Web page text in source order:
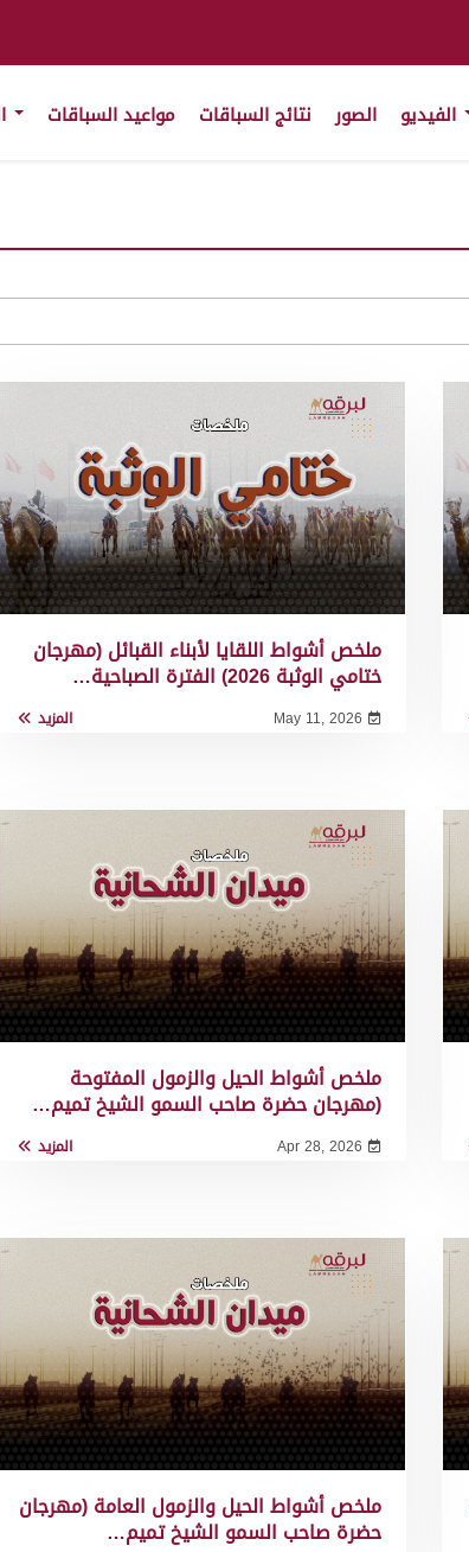
الصور نتائج السباقات مواعيد السباقات
ملخص أشواط اللقايا لأبناء القبائل (مهرجان
ختامي الوثبة 2026) الفترة الصباحية…
May 11, 2026 المزيد
ملخص أشواط الحيل والزمول المفتوحة
(مهرجان حضرة صاحب السمو الشيخ تميم…
Apr 28, 2026 المزيد
ملخص أشواط الحيل والزمول العامة (مهرجان
حضرة صاحب السمو الشيخ تميم…